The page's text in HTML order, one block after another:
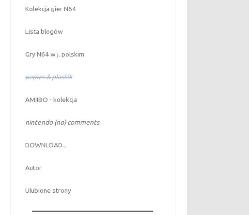
Kolekcja gier N64
Lista blogów
Gry N64 w j. polskim
papier & plastik
AMIIBO - kolekcja
nintendo (no) comments
DOWNLOAD...
Autor
Ulubione strony